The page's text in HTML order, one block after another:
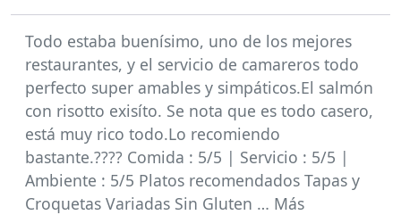
Todo estaba buenísimo, uno de los mejores
restaurantes, y el servicio de camareros todo
perfecto super amables y simpáticos.El salmón
con risotto exisíto. Se nota que es todo casero,
está muy rico todo.Lo recomiendo
bastante.???? Comida : 5/5 | Servicio : 5/5 |
Ambiente : 5/5 Platos recomendados Tapas y
Croquetas Variadas Sin Gluten … Más